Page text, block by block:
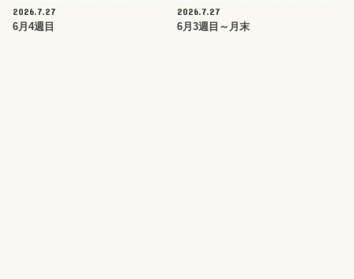
2026.7.27
6月4週目
2026.7.27
6月3週目～月末